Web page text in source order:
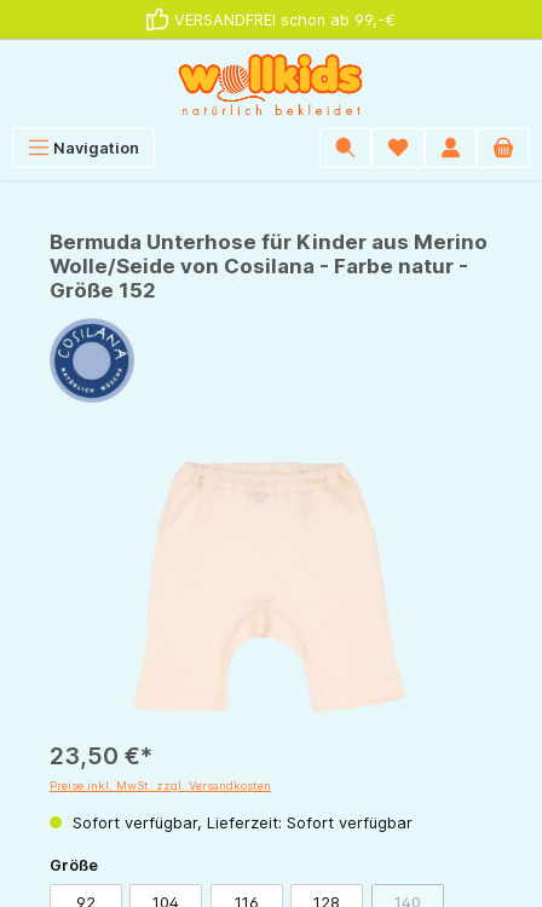
VERSANDFREI schon ab 99,-€
Navigation
Bermuda Unterhose für Kinder aus Merino
Wolle/Seide von Cosilana - Farbe natur -
Größe 152
Bildergalerie überspringen
23,50 €*
Preise inkl. MwSt. zzgl. Versandkosten
Sofort verfügbar, Lieferzeit: Sofort verfügbar
Größeauswählen
92 104 116 128 140